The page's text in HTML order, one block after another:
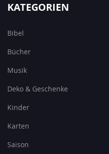
KATEGORIEN
Bibel
Bücher
Musik
Deko & Geschenke
Kinder
Karten
Saison